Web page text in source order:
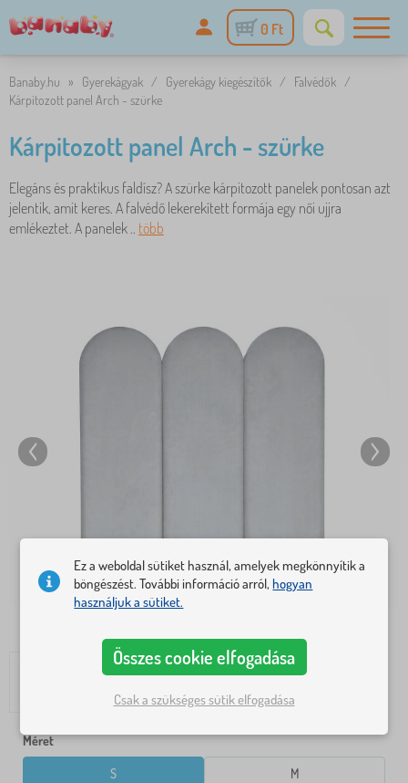
0 Ft
Banaby.hu » Gyerekágyak / Gyerekágy kiegészítők / Falvédők /
Kárpitozott panel Arch - szürke
Kárpitozott panel Arch - szürke
Elegáns és praktikus faldísz? A szürke kárpitozott panelek pontosan azt
jelentik, amit keres. A falvédő lekerekített formája egy női ujjra
emlékeztet. A panelek .. több
Méret
S M
Ez a weboldal sütiket használ, amelyek megkönnyítik a
böngészést. További információ arról,hogyan
használjuk a sütiket.
Összes cookie elfogadása
Csak a szükséges sütik elfogadása